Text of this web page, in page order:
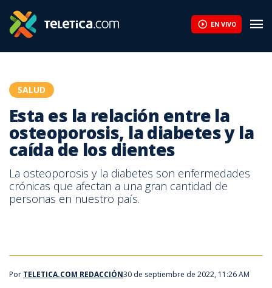
EN VIVO
SALUD
Esta es la relación entre la
osteoporosis, la diabetes y la
caída de los dientes
La osteoporosis y la diabetes son enfermedades
crónicas que afectan a una gran cantidad de
personas en nuestro país.
Por TELETICA.COM REDACCIÓN30 de septiembre de 2022, 11:26 AM